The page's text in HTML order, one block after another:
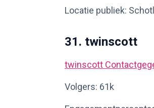
Locatie publiek:
31. twinscott
twinscott
Volgers: 61k